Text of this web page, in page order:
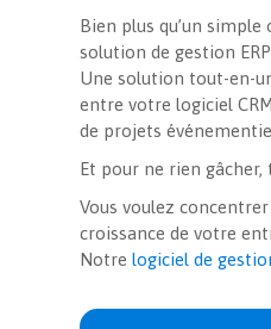
Actualités
Réalisations
Bien plus qu’un
solution de gestion
Une solution tout-en-
entre votre logiciel
de projets
Et pour ne rien
Vous voulez
croissance de votre
Notrelogiciel de